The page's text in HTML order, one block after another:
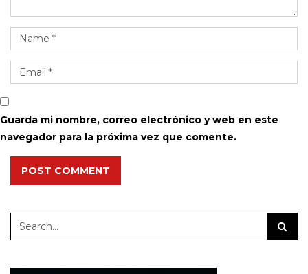
Guarda mi nombre, correo electrónico y web en este
navegador para la próxima vez que comente.
POST COMMENT